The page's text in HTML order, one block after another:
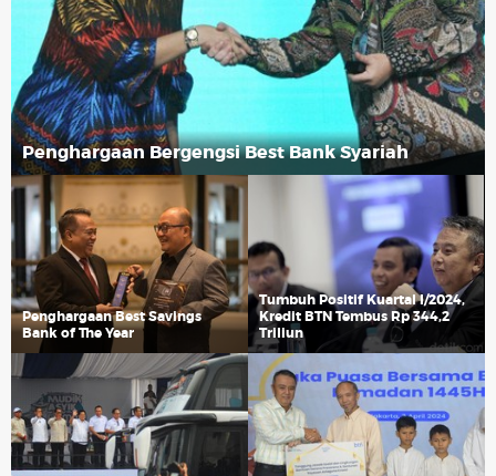
Penghargaan Bergengsi Best Bank Syariah
Penghargaan Best Savings
Bank of The Year
Tumbuh Positif Kuartal I/2024,
Kredit BTN Tembus Rp 344,2
Triliun